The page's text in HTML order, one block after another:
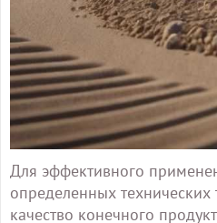
Для эффективного
определенных
качество конечного